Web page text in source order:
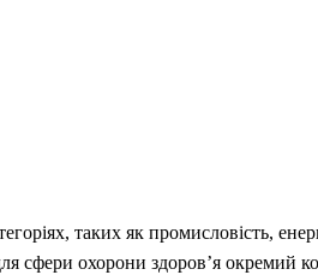
таких як промисловість,
сфери охорони здоров’я окремий